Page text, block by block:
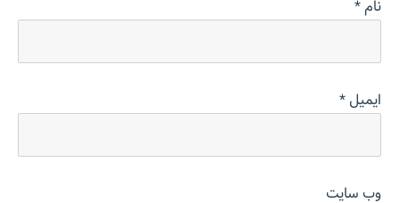
نام*
ایمیل*
وب‌ سایت